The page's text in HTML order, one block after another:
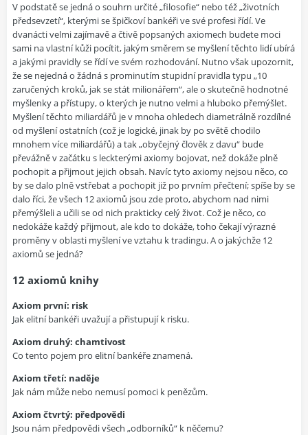
V podstatě se jedná o souhrn určité „filosofie“ nebo též „životních
předsevzetí“, kterými se špičkoví bankéři ve své profesi řídí. Ve
dvanácti velmi zajímavě a čtivě popsaných axiomech budete moci
sami na vlastní kůži pocítit, jakým směrem se myšlení těchto lidí ubírá
a jakými pravidly se řídí ve svém rozhodování. Nutno však upozornit,
že se nejedná o žádná s prominutím stupidní pravidla typu „10
zaručených kroků, jak se stát milionářem“, ale o skutečně hodnotné
myšlenky a přístupy, o kterých je nutno velmi a hluboko přemýšlet.
Myšlení těchto miliardářů je v mnoha ohledech diametrálně rozdílné
od myšlení ostatních (což je logické, jinak by po světě chodilo
mnohem více miliardářů) a tak „obyčejný člověk z davu“ bude
převážně v začátku s leckterými axiomy bojovat, než dokáže plně
pochopit a přijmout jejich obsah. Navíc tyto axiomy nejsou něco, co
by se dalo plně vstřebat a pochopit již po prvním přečtení; spíše by se
dalo říci, že všech 12 axiomů jsou zde proto, abychom nad nimi
přemýšleli a učili se od nich prakticky celý život. Což je něco, co
nedokáže každý přijmout, ale kdo to dokáže, toho čekají výrazné
proměny v oblasti myšlení ve vztahu k tradingu. A o jakýchže 12
axiomů se jedná?
12 axiomů knihy
Axiom první: risk
Jak elitní bankéři uvažují a přistupují k risku.
Axiom druhý: chamtivost
Co tento pojem pro elitní bankéře znamená.
Axiom třetí: naděje
Jak nám může nebo nemusí pomoci k penězům.
Axiom čtvrtý: předpovědi
Jsou nám předpovědi všech „odborníků“ k něčemu?